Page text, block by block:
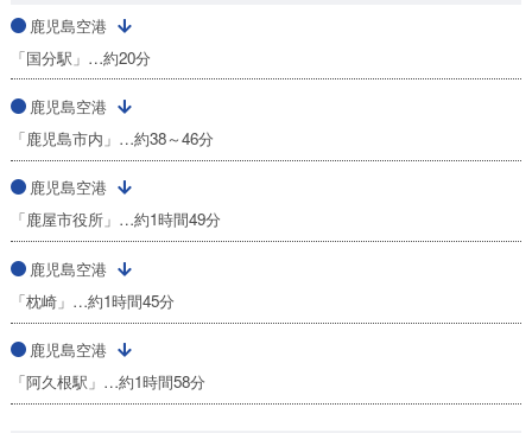
鹿児島空港
「国分駅」…約20分
鹿児島空港
「鹿児島市内」…約38～46分
鹿児島空港
「鹿屋市役所」…約1時間49分
鹿児島空港
「枕崎」…約1時間45分
鹿児島空港
「阿久根駅」…約1時間58分